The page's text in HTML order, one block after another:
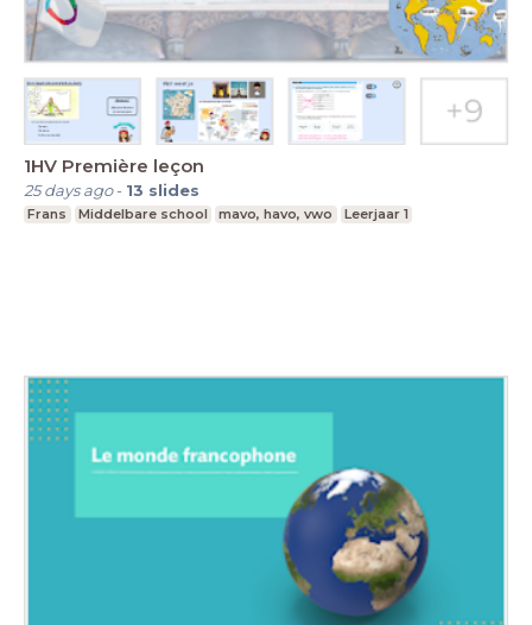
1HV Première leçon
25 days ago- 13 slides
Frans Middelbare school mavo, havo, vwo Leerjaar 1